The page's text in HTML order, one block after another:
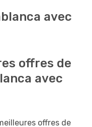
avec
offres de
avec
offres de